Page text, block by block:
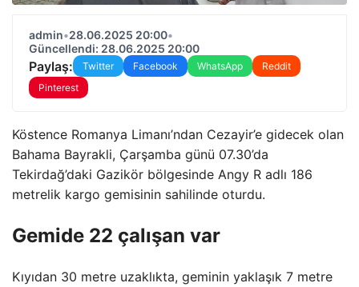
admin•28.06.2025 20:00•
Güncellendi: 28.06.2025 20:00
Paylaş: Twitter Facebook WhatsApp
Reddit
Pinterest
Köstence Romanya Limanı’ndan Cezayir’e gidecek olan
Bahama Bayrakli, Çarşamba günü 07.30’da
Tekirdağ’daki Gazikör bölgesinde Angy R adlı 186
metrelik kargo gemisinin sahilinde oturdu.
Gemide 22 çalışan var
Kıyıdan 30 metre uzaklıkta, geminin yaklaşık 7 metre